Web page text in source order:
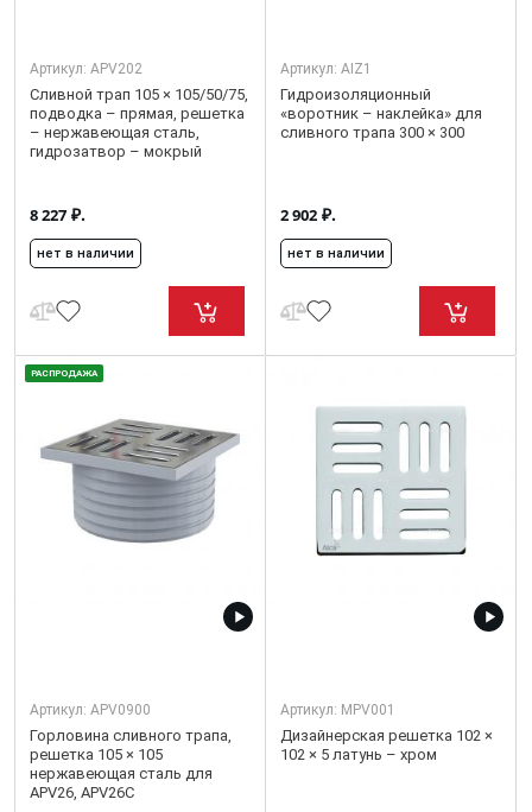
Артикул: APV202
Сливной трап 105 × 105/50/75,
подводка – прямая, решетка
– нержавеющая сталь,
гидрозатвор – мокрый
8 227 ₽.
нет в наличии
Артикул: AIZ1
Гидроизоляционный
«воротник – наклейка» для
сливного трапа 300 × 300
2 902 ₽.
нет в наличии
РАСПРОДАЖА
Артикул: APV0900
Горловина сливного трапа,
решетка 105 × 105
нержавеющая сталь для
APV26, APV26C
Артикул: MPV001
Дизайнерская решетка 102 ×
102 × 5 латунь – хром